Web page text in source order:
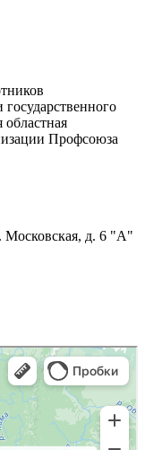
Профсоюза
Московская, д. 6 "А"